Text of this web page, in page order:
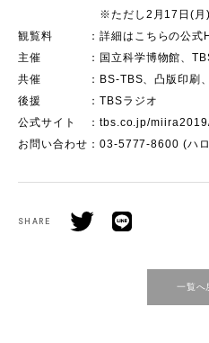
※ただし2月17日(月)
観覧料 ：詳細はこちらの公式
主催 ：国立科学博物館、TBS
共催 ：BS-TBS、凸版印刷、ロ
後援 ：TBSラジオ
公式サイト ：tbs.co.jp/
お問い合わせ：03-5777-8600 (ハ
SHARE
一覧へ